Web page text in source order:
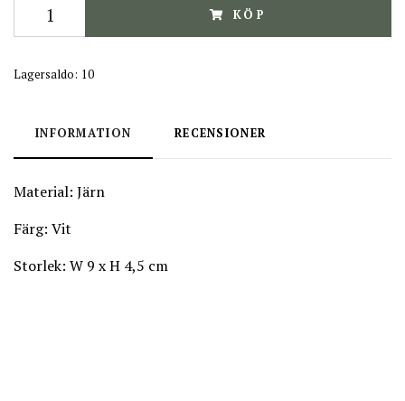
KÖP
Lagersaldo: 10
INFORMATION RECENSIONER
Material: Järn
Färg: Vit
Storlek: W 9 x H 4,5 cm